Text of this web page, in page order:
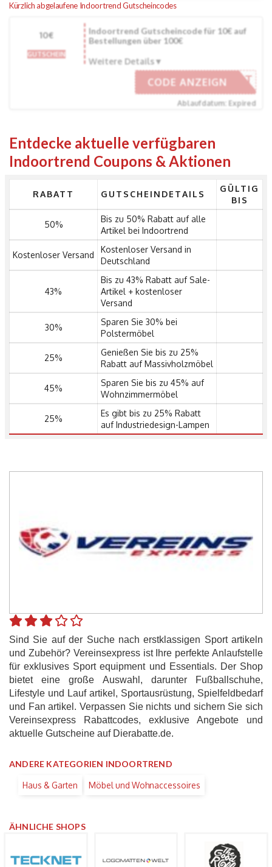
Kürzlich abgelaufene Indoortrend Gutscheincodes
10€
GUTSCHEIN
Indoortrend Gutscheincode für 10€ auf
Bestellungen über 100€
Weitere Details
0-RABATT
CODE ANZEIGN
Ablaufdatum: Expired
Entdecke aktuelle verfügbaren
Indoortrend Coupons & Aktionen
RABATT GUTSCHEINDETAILS
GÜLTIG
BIS
50%
Bis zu 50% Rabatt auf alle
Artikel bei Indoortrend
Kostenloser Versand
Kostenloser Versand in
Deutschland
43%
Bis zu 43% Rabatt auf Sale-
Artikel + kostenloser
Versand
30%
Sparen Sie 30% bei
Polstermöbel
25%
Genießen Sie bis zu 25%
Rabatt auf Massivholzmöbel
45%
Sparen Sie bis zu 45% auf
Wohnzimmermöbel
25%
Es gibt bis zu 25% Rabatt
auf Industriedesign-Lampen
Sind Sie auf der Suche nach erstklassigen Sport artikeln
und Zubehör? Vereinsexpress ist Ihre perfekte Anlaufstelle
für exklusives Sport equipment und Essentials. Der Shop
bietet eine große Auswahl, darunter Fußballschuhe,
Lifestyle und Lauf artikel, Sportausrüstung, Spielfeldbedarf
und Fan artikel. Verpassen Sie nichts und sichern Sie sich
Vereinsexpress Rabattcodes, exklusive Angebote und
aktuelle Gutscheine auf Dierabatte.de.
ANDERE KATEGORIEN INDOORTREND
Haus & Garten Möbel und Wohnaccessoires
ÄHNLICHE SHOPS